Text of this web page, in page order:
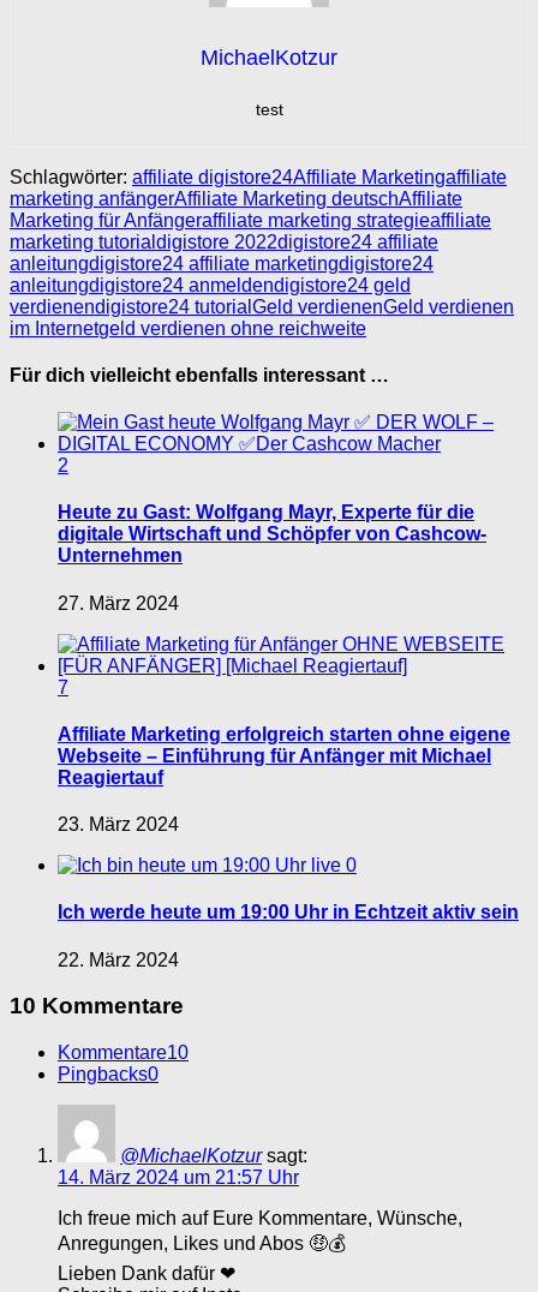
MichaelKotzur
test
Schlagwörter: affiliate digistore24Affiliate Marketingaffiliate
marketing anfängerAffiliate Marketing deutschAffiliate
Marketing für Anfängeraffiliate marketing strategieaffiliate
marketing tutorial digistore 2022digistore24 affiliate
anleitungdigistore24 affiliate marketingdigistore24
anleitungdigistore24 anmeldendigistore24 geld
verdienendigistore24 tutorial Geld verdienenGeld verdienen
im Internetgeld verdienen ohne reichweite
Für dich vielleicht ebenfalls interessant …
2
Heute zu Gast: Wolfgang Mayr, Experte für die
digitale Wirtschaft und Schöpfer von Cashcow-
Unternehmen
27. März 2024
7
Affiliate Marketing erfolgreich starten ohne eigene
Webseite – Einführung für Anfänger mit Michael
Reagiertauf
23. März 2024
0
Ich werde heute um 19:00 Uhr in Echtzeit aktiv sein
22. März 2024
10 Kommentare
Kommentare10
Pingbacks0
@MichaelKotzur sagt:
14. März 2024 um 21:57 Uhr
Ich freue mich auf Eure Kommentare, Wünsche,
Anregungen, Likes und Abos 🤑💰
Lieben Dank dafür ❤